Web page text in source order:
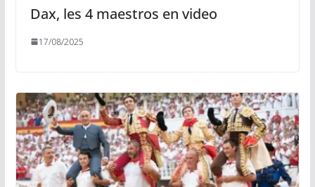
Dax, les 4 maestros en video
17/08/2025